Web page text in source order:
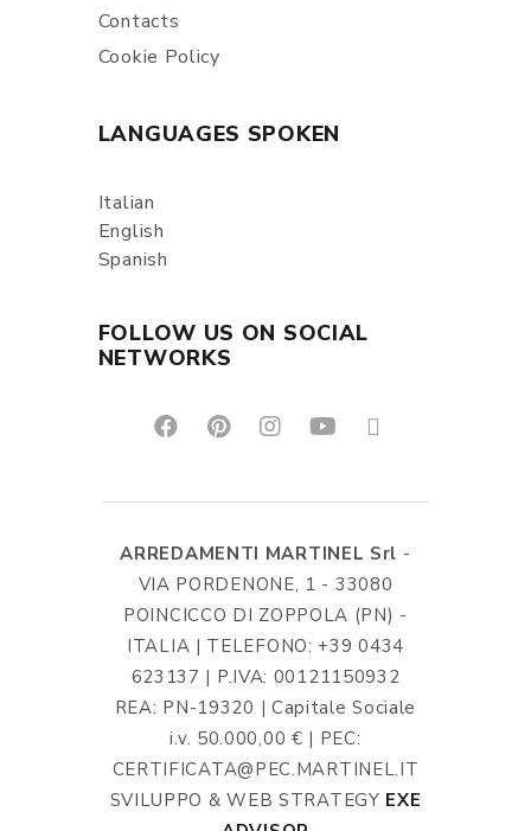
Contacts
Cookie Policy
LANGUAGES SPOKEN
Italian
English
Spanish
FOLLOW US ON SOCIAL
NETWORKS
ARREDAMENTI MARTINEL Srl -
VIA PORDENONE, 1 - 33080
POINCICCO DI ZOPPOLA (PN) -
ITALIA | TELEFONO: +39 0434
623137 | P.IVA: 00121150932
REA: PN-19320 | Capitale Sociale
i.v. 50.000,00 € | PEC:
CERTIFICATA@PEC.MARTINEL.IT
SVILUPPO & WEB STRATEGY EXE